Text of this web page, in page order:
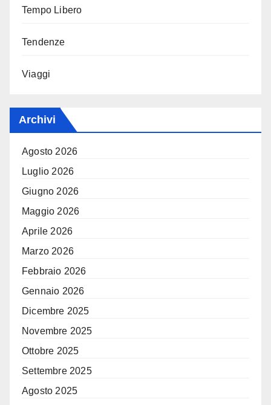
Tempo Libero
Tendenze
Viaggi
Archivi
Agosto 2026
Luglio 2026
Giugno 2026
Maggio 2026
Aprile 2026
Marzo 2026
Febbraio 2026
Gennaio 2026
Dicembre 2025
Novembre 2025
Ottobre 2025
Settembre 2025
Agosto 2025